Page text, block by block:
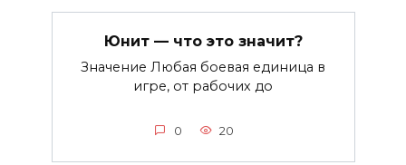
Юнит — что это значит?
Значение Любая боевая единица в
игре, от рабочих до
0 20